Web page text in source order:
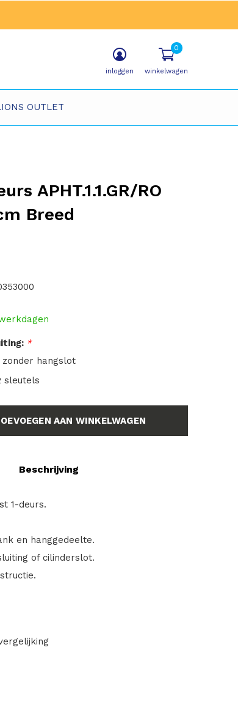
OUTLET
inloggen winkelwagen
0
APHT.1.1.GR/RO
Breed
*
hangslot
sleutels
AAN WINKELWAGEN
Beschrijving
1-deurs.
en hanggedeelte.
of cilinderslot.